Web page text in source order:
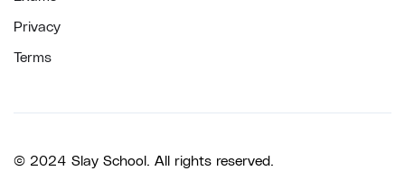
Privacy
Terms
© 2024 Slay School. All rights reserved.